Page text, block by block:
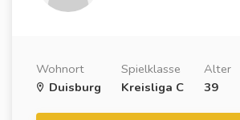
Wohnort
Duisburg
Spielklasse
Kreisliga C
Alter
39